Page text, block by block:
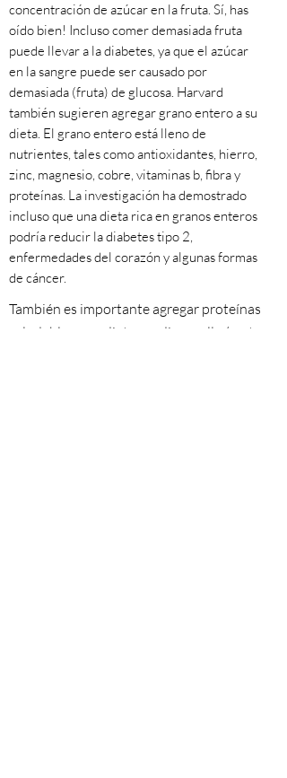
concentración de azúcar en la fruta. Sí, has
oído bien! Incluso comer demasiada fruta
puede llevar a la diabetes, ya que el azúcar
en la sangre puede ser causado por
demasiada (fruta) de glucosa. Harvard
también sugieren agregar grano entero a su
dieta. El grano entero está lleno de
nutrientes, tales como antioxidantes, hierro,
zinc, magnesio, cobre, vitaminas b, fibra y
proteínas. La investigación ha demostrado
incluso que una dieta rica en granos enteros
podría reducir la diabetes tipo 2,
enfermedades del corazón y algunas formas
de cáncer.
También es importante agregar proteínas
saludables a su dieta, medios, pollo (u otras